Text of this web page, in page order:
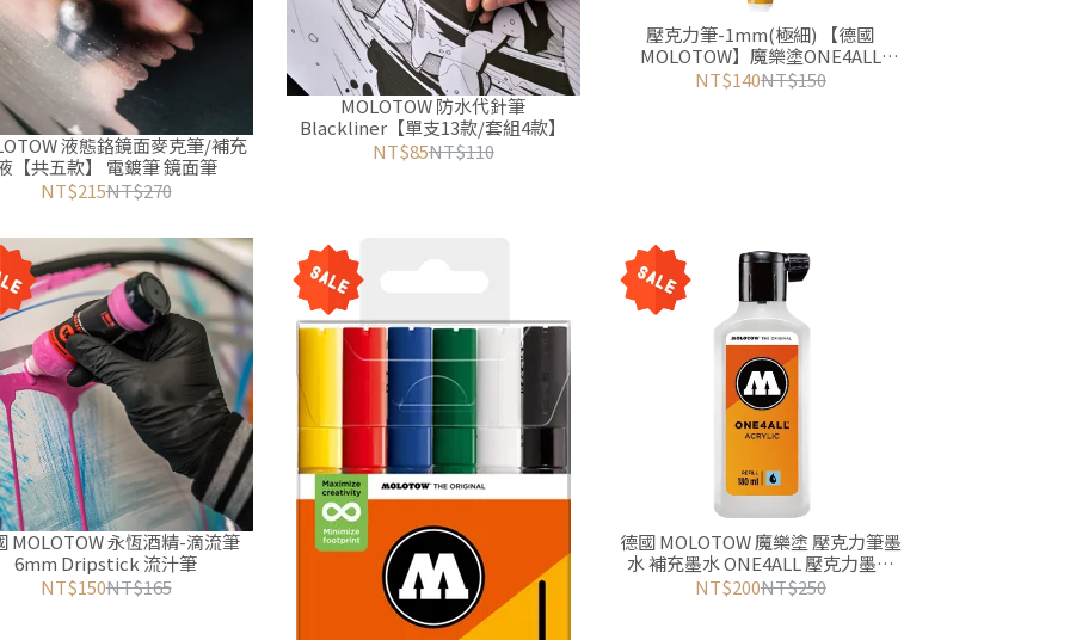
液態鉻鏡面麥克筆/補充
【共五款】 電鍍筆 鏡面筆
NT$215NT$270
MOLOTOW 防水代針筆
Blackliner【單支13款/套組4款】
NT$85NT$110
壓克力筆-1mm(極細) 【德國
MOLOTOW】魔樂塗ONE4ALL
127hs-EF
NT$140NT$150
MOLOTOW 永恆酒精-滴流筆
6mm Dripstick 流汁筆
NT$150NT$165
德國 MOLOTOW 魔樂塗 壓克力筆墨
水 補充墨水 ONE4ALL 壓克力墨水
180ml
NT$200NT$250